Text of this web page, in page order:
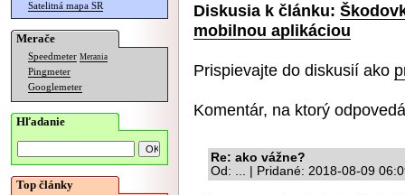
Satelitná mapa SR
Merače
Speedmeter Merania
Pingmeter
Googlemeter
Hľadanie
Top články
Diskusia k článku:
mobilnou aplikáciou
Prispievajte do diskusií ako
Komentár, na ktorý
Re: ako vážne?
Od: ... | Pridané: 2018-08-09